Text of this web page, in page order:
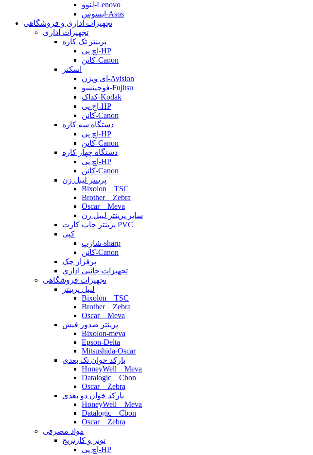
لنوو-Lenovo
ایسوس-Asus
تجهیزات اداری و فروشگاهی
تجهیزات اداری
پرینتر تک کاره
اچ پی-HP
کانن-Canon
اسکنر
ای ویژن-Avision
فوجیتسو-Fujitsu
کداک-Kodak
اچ پی-HP
کانن-Canon
دستگاه سه کاره
اچ پی-HP
کانن-Canon
دستگاه چهار کاره
اچ پی-HP
کانن-Canon
پرینتر لیبل زن
Bixolon _ TSC
Brother _ Zebra
Oscar _ Meva
سایر پرینتر لیبل زن
پرینتر چاپ کارت PVC
کپی
شارپ-sharp
کانن-Canon
پرفراژ چک
تجهیزات جانبی اداری
تجهیزات فروشگاهی
لیبل پرینتر
Bixolon _ TSC
Brother _ Zebra
Oscar _ Meva
پرینتر صدور فیش
Bixolon-meva
Epson-Delta
Mitsushida-Oscar
بارکد خوان تک بعدی
HoneyWell _ Meva
Datalogic _ Cbon
Oscar _ Zebra
بارکد خوان دو بعدی
HoneyWell _ Meva
Datalogic _ Cbon
Oscar _ Zebra
مواد مصرفی
تونر و کارتریج
اچ پی-HP